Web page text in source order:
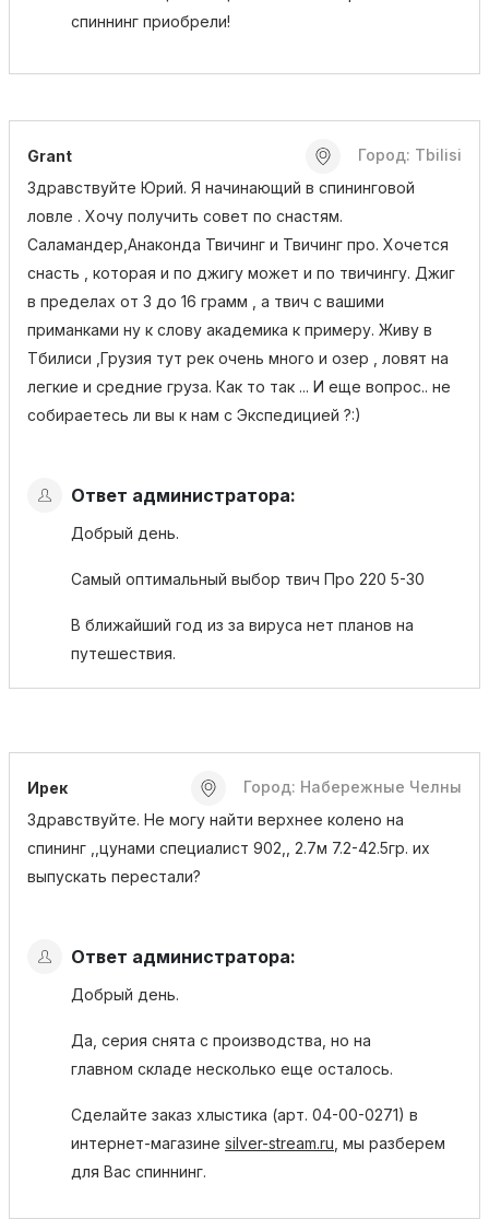
спиннинг приобрели!
Grant
Город: Tbilisi
Здравствуйте Юрий. Я начинающий в спининговой
ловле . Хочу получить совет по снастям.
Саламандер,Анаконда Твичинг и Твичинг про. Хочется
снасть , которая и по джигу может и по твичингу. Джиг
в пределах от 3 до 16 грамм , а твич с вашими
приманками ну к слову академика к примеру. Живу в
Тбилиси ,Грузия тут рек очень много и озер , ловят на
легкие и средние груза. Как то так ... И еще вопрос.. не
собираетесь ли вы к нам с Экспедицией ?:)
Ответ администратора:
Добрый день.
Самый оптимальный выбор твич Про 220 5-30
В ближайший год из за вируса нет планов на
путешествия.
Ирек
Город: Набережные Челны
Здравствуйте. Не могу найти верхнее колено на
спининг ,,цунами специалист 902,, 2.7м 7.2-42.5гр. их
выпускать перестали?
Ответ администратора:
Добрый день.
Да, серия снята с производства, но на
главном складе несколько еще осталось.
Сделайте заказ хлыстика (арт. 04-00-0271) в
интернет-магазине silver-stream.ru , мы разберем
для Вас спиннинг.